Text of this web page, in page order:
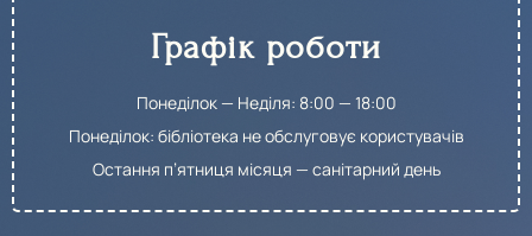
Графік роботи
Понеділок — Неділя: 8:00 — 18:00
Понеділок: бібліотека не обслуговує користувачів
Остання п’ятниця місяця — санітарний день